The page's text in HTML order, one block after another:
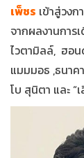
เพ็ชร เข้าสู่วง
จากผลงานการ
ไวตามิลล์, ฮอ
แมมมอธ ,ธนาค
โบ สุนิตา และ “